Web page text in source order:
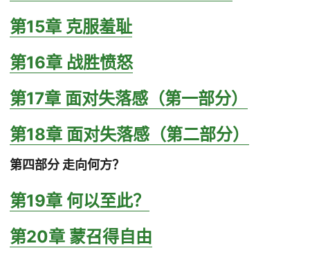
第15章 克服羞耻
第16章 战胜愤怒
第17章 面对失落感（第一部分）
第18章 面对失落感（第二部分）
第四部分 走向何方？
第19章 何以至此？
第20章 蒙召得自由